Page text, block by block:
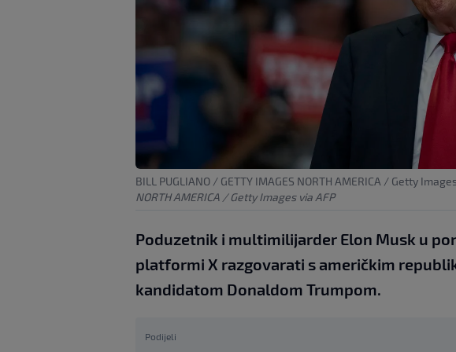
BILL PUGLIANO / GETTY IMAGES NORTH AMERICA / Getty
NORTH AMERICA / Getty Images via AFP
Poduzetnik i multimilijarder Elon Musk u
platformi X razgovarati s američkim
kandidatom Donaldom Trumpom.
Podijeli